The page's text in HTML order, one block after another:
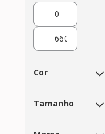
Cor
Tamanho